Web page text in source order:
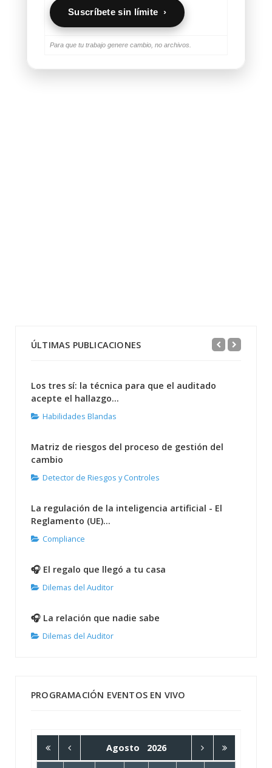
Suscríbete sin límite ›
Para que tu trabajo genere cambio, no archivos.
ÚLTIMAS PUBLICACIONES
Los tres sí: la técnica para que el auditado
acepte el hallazgo...
Habilidades Blandas
Matriz de riesgos del proceso de gestión del
cambio
Detector de Riesgos y Controles
La regulación de la inteligencia artificial - El
Reglamento (UE)...
Compliance
🎧 El regalo que llegó a tu casa
Dilemas del Auditor
🎧 La relación que nadie sabe
Dilemas del Auditor
PROGRAMACIÓN EVENTOS EN VIVO
Agosto 2026